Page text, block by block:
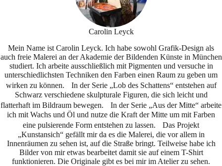
Carolin Leyck
Mein Name ist Carolin Leyck. Ich habe sowohl Grafik-Design als
auch freie Malerei an der Akademie der Bildenden Künste in München
studiert. Ich arbeite ausschließlich mit Pigmenten und versuche in
unterschiedlichsten Techniken den Farben einen Raum zu geben um
wirken zu können. In der Serie „Lob des Schattens“ entstehen auf
Schwarz verschiedene skulpturale Figuren, die sich leicht und
flatterhaft im Bildraum bewegen. In der Serie „Aus der Mitte“ arbeite
ich mit Wachs und Öl und nutze die Kraft der Mitte um mit Farben
eine pulsierende Form entstehen zu lassen. Das Projekt
„Kunstansich“ gefällt mir da es die Malerei, die vor allem in
Innenräumen zu sehen ist, auf die Straße bringt. Teilweise habe ich
Bilder von mir etwas bearbeitet damit sie auf einem T-Shirt
funktionieren. Die Originale gibt es bei mir im Atelier zu sehen.